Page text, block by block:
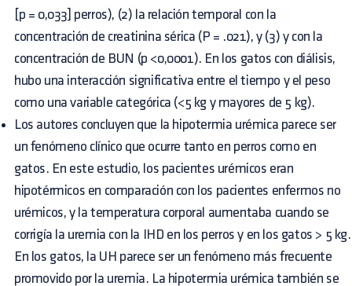
[p = 0,033] perros), (2) la relación temporal con la
concentración de creatinina sérica (P = .021), y (3) y con la
concentración de BUN (p <0,0001). En los gatos con diálisis,
hubo una interacción significativa entre el tiempo y el peso
como una variable categórica (<5 kg y mayores de 5 kg).
Los autores concluyen que la hipotermia urémica parece ser
un fenómeno clínico que ocurre tanto en perros como en
gatos. En este estudio, los pacientes urémicos eran
hipotérmicos en comparación con los pacientes enfermos no
urémicos, y la temperatura corporal aumentaba cuando se
corrigía la uremia con la IHD en los perros y en los gatos > 5 kg.
En los gatos, la UH parece ser un fenómeno más frecuente
promovido por la uremia. La hipotermia urémica también se